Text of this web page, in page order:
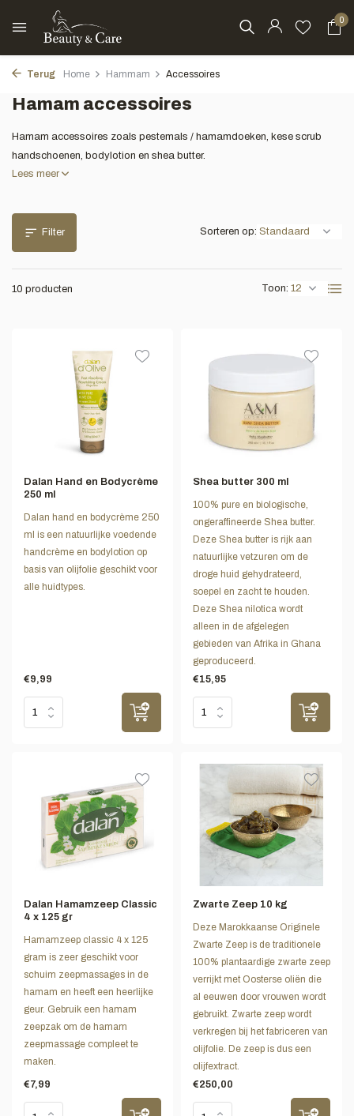
0
Terug Home Hammam Accessoires
Hamam accessoires
Hamam accessoires zoals pestemals / hamamdoeken, kese scrub
handschoenen, bodylotion en shea butter.
Lees meer
Filter
10 producten Toon:
Sorteren op:
Dalan Hand en Bodycrème
250 ml
Dalan hand en bodycrème 250
ml is een natuurlijke voedende
handcrème en bodylotion op
basis van olijfolie geschikt voor
alle huidtypes.
€9,99
Shea butter 300 ml
100% pure en biologische,
ongeraffineerde Shea butter.
Deze Shea butter is rijk aan
natuurlijke vetzuren om de
droge huid gehydrateerd,
soepel en zacht te houden.
Deze Shea nilotica wordt
alleen in de afgelegen
gebieden van Afrika in Ghana
geproduceerd.
€15,95
Dalan Hamamzeep Classic
4 x 125 gr
Hamamzeep classic 4 x 125
gram is zeer geschikt voor
schuim zeepmassages in de
hamam en heeft een heerlijke
geur. Gebruik een hamam
zeepzak om de hamam
zeepmassage compleet te
maken.
€7,99
Zwarte Zeep 10 kg
Deze Marokkaanse Originele
Zwarte Zeep is de traditionele
100% plantaardige zwarte zeep
verrijkt met Oosterse oliën die
al eeuwen door vrouwen wordt
gebruikt. Zwarte zeep wordt
verkregen bij het fabriceren van
olijfolie. De zeep is dus een
olijfextract.
€250,00